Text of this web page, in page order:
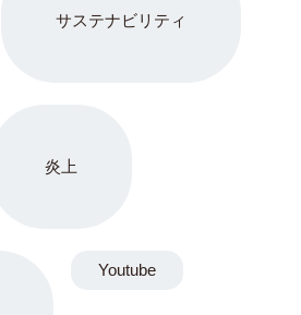
サステナビリティ
炎上
Youtube